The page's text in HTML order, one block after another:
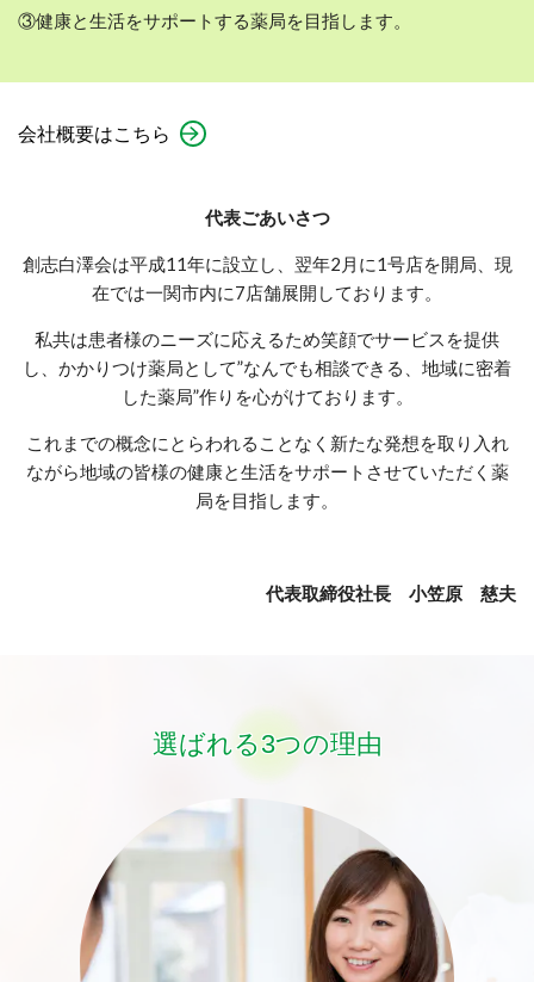
③健康と生活をサポートする薬局を目指します。
会社概要はこちら
代表ごあいさつ
創志白澤会は平成11年に設立し、翌年2月に1号店を開局、現
在では一関市内に7店舗展開しております。
私共は患者様のニーズに応えるため笑顔でサービスを提供
し、かかりつけ薬局として”なんでも相談できる、地域に密着
した薬局”作りを心がけております。
これまでの概念にとらわれることなく新たな発想を取り入れ
ながら地域の皆様の健康と生活をサポートさせていただく薬
局を目指します。
代表取締役社長 小笠原 慈夫
選ばれる3つの理由